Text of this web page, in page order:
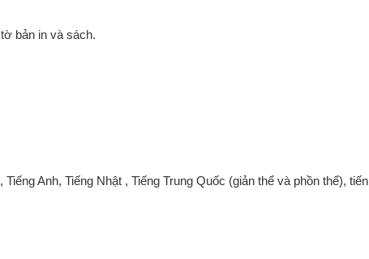
bản in và sách.
Anh, Tiếng Nhật , Tiếng Trung Quốc (giản thể và phồn thể), tiến